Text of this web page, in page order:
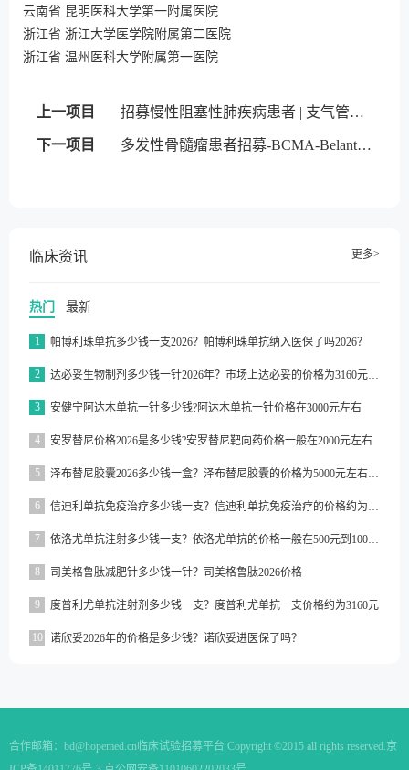
云南省 昆明医科大学第一附属医院
浙江省 浙江大学医学院附属第二医院
浙江省 温州医科大学附属第一医院
上一项目 招募慢性阻塞性肺疾病患者 | 支气管内活瓣
下一项目 多发性骨髓瘤患者招募-BCMA-Belantamab mafodotin
临床资讯 更多>
热门 最新
1 帕博利珠单抗多少钱一支2026？帕博利珠单抗纳入医保了吗2026？
2 达必妥生物制剂多少钱一针2026年？市场上达必妥的价格为3160元/支左右
3 安健宁阿达木单抗一针多少钱?阿达木单抗一针价格在3000元左右
4 安罗替尼价格2026是多少钱?安罗替尼靶向药价格一般在2000元左右
5 泽布替尼胶囊2026多少钱一盒？泽布替尼胶囊的价格为5000元左右一盒
6 信迪利单抗免疫治疗多少钱一支？信迪利单抗免疫治疗的价格约为2843元一支
7 依洛尤单抗注射多少钱一支？依洛尤单抗的价格一般在500元到1000元之间一支
8 司美格鲁肽减肥针多少钱一针？司美格鲁肽2026价格
9 度普利尤单抗注射剂多少钱一支？度普利尤单抗一支价格约为3160元
10 诺欣妥2026年的价格是多少钱？诺欣妥进医保了吗？
合作邮箱： bd@hopemed.cn临床试验招募平台 Copyright ©2015 all rights reserved.京